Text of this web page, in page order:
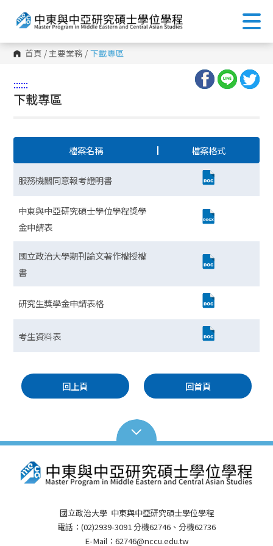
首頁 /主要業務 / 下載專區
::::::
下載專區
檔案名稱 檔案格式
服務機關同意報考證明書
中東與中亞研究碩士學位學程獎學
金申請表
國立政治大學期刊論文著作權授權
書
研究生獎學金申請表格
考生資料表
回上頁 回首頁
國立政治大學 中東與中亞研究碩士學位學程
電話：(02)2939-3091 分機62746、分機62736
E-Mail：62746@nccu.edu.tw